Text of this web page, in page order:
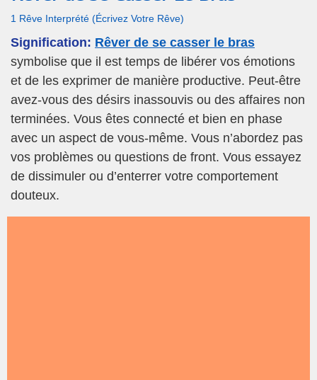
1 Rêve Interprété (Écrivez Votre Rêve)
Signification: Rêver de se casser le bras
symbolise que il est temps de libérer vos émotions
et de les exprimer de manière productive. Peut-être
avez-vous des désirs inassouvis ou des affaires non
terminées. Vous êtes connecté et bien en phase
avec un aspect de vous-même. Vous n’abordez pas
vos problèmes ou questions de front. Vous essayez
de dissimuler ou d’enterrer votre comportement
douteux.